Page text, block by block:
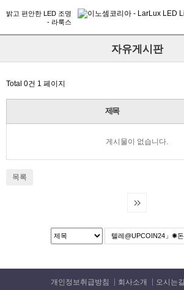
밝고 편안한 LED 조명
- 라룩스
자유게시판
Total 0건 1 페이지
제목
게시물이 없습니다.
목록
개인정보취급방침 회사소개 오시는길